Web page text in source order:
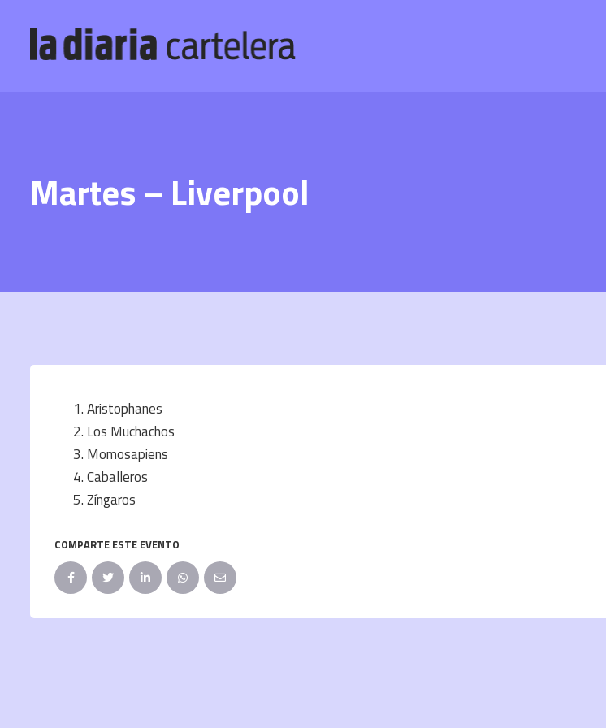
Martes – Liverpool
Aristophanes
Los Muchachos
Momosapiens
Caballeros
Zíngaros
COMPARTE ESTE EVENTO